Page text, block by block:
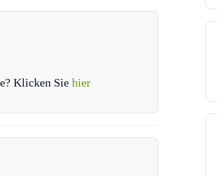
Klicken Sie hier